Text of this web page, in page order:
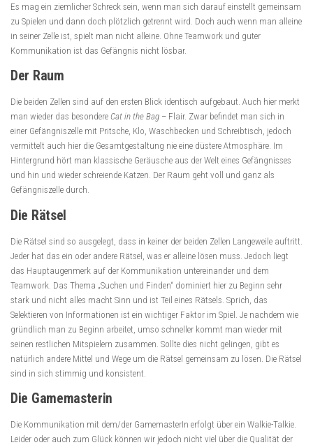
Es mag ein ziemlicher Schreck sein, wenn man sich darauf einstellt gemeinsam
zu Spielen und dann doch plötzlich getrennt wird. Doch auch wenn man alleine
in seiner Zelle ist, spielt man nicht alleine. Ohne Teamwork und guter
Kommunikation ist das Gefängnis nicht lösbar.
Der Raum
Die beiden Zellen sind auf den ersten Blick identisch aufgebaut. Auch hier merkt
man wieder das besondere Cat in the Bag – Flair. Zwar befindet man sich in
einer Gefängniszelle mit Pritsche, Klo, Waschbecken und Schreibtisch, jedoch
vermittelt auch hier die Gesamtgestaltung nie eine düstere Atmosphäre. Im
Hintergrund hört man klassische Geräusche aus der Welt eines Gefängnisses
und hin und wieder schreiende Katzen. Der Raum geht voll und ganz als
Gefängniszelle durch.
Die Rätsel
Die Rätsel sind so ausgelegt, dass in keiner der beiden Zellen Langeweile auftritt.
Jeder hat das ein oder andere Rätsel, was er alleine lösen muss. Jedoch liegt
das Hauptaugenmerk auf der Kommunikation untereinander und dem
Teamwork. Das Thema „Suchen und Finden“ dominiert hier zu Beginn sehr
stark und nicht alles macht Sinn und ist Teil eines Rätsels. Sprich, das
Selektieren von Informationen ist ein wichtiger Faktor im Spiel. Je nachdem wie
gründlich man zu Beginn arbeitet, umso schneller kommt man wieder mit
seinen restlichen Mitspielern zusammen. Sollte dies nicht gelingen, gibt es
natürlich andere Mittel und Wege um die Rätsel gemeinsam zu lösen. Die Rätsel
sind in sich stimmig und konsistent.
Die Gamemasterin
Die Kommunikation mit dem/der GamemasterIn erfolgt über ein Walkie-Talkie.
Leider oder auch zum Glück können wir jedoch nicht viel über die Qualität der